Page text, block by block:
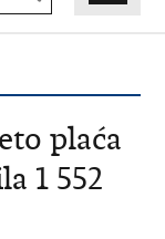
plaća
1 552